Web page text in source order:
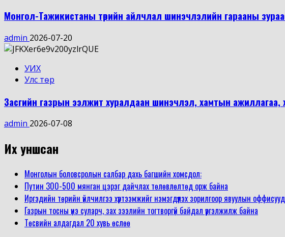
Монгол-Тажикистаны төрийн айлчлал шинэчлэлийн гарааны
admin 2026-07-20
УИХ
Улс төр
Засгийн газрын ээлжит хуралдаан шинэчлэл, хамтын ажиллагаа,
admin 2026-07-08
Их уншсан
Монголын боловсролын салбар дахь багшийн хомсдол:
Путин 300-500 мянган цэрэг дайчлах төлөвлөлтөд орж байна
Иргэдийн төрийн үйлчилгээ хүртээмжийг нэмэгдүүлэх зорилгоор явуулын
Газрын тосны үнэ суларч, зах зээлийн тогтворгүй байдал үргэлжилж байна
Төсвийн алдагдал 20 хувь өслөө